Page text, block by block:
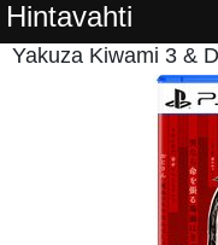
Hintavahti
Yakuza Kiwami 3 &